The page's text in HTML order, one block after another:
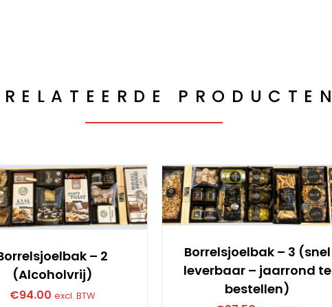
PRODUCTEN
– 2
(Alcoholvrij)
€94.00 excl. BTW
Borrelsjoelbak – 3 (snel
leverbaar – jaarrond te
bestellen)